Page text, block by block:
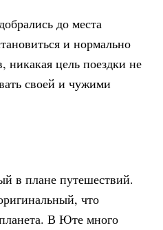
до места
и нормально
никакая цель поездки не
своей и чужими
в плане путешествий.
что
В Юте много